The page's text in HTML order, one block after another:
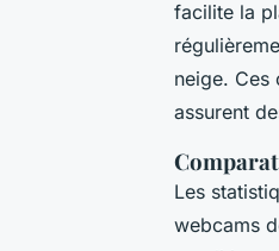
facilite la
neige. Ces
assurent
Les
webcams